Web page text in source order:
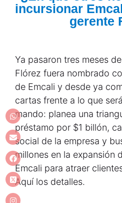
incursionar
gerente
Ya pasaron tres meses
Flórez fuera nombrado
de Emcali y desde ya
cartas frente a lo que
mando: planea una
préstamo por $1 billón,
social de la empresa y
millones en la expansión
Emcali para atraer
Aquí los detalles.